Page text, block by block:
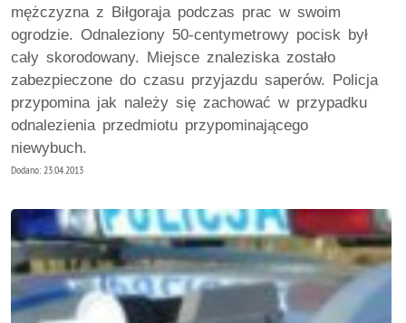
mężczyzna z Biłgoraja podczas prac w swoim
ogrodzie. Odnaleziony 50-centymetrowy pocisk był
cały skorodowany. Miejsce znaleziska zostało
zabezpieczone do czasu przyjazdu saperów. Policja
przypomina jak należy się zachować w przypadku
odnalezienia przedmiotu przypominającego
niewybuch.
Dodano: 23.04.2013